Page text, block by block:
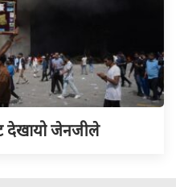
देखायो जेनजीले